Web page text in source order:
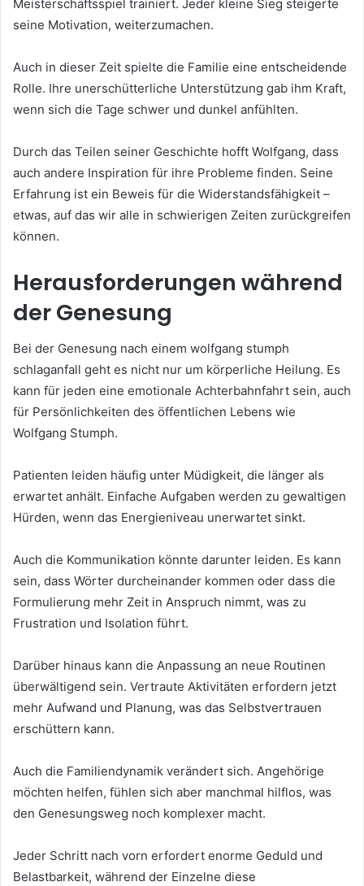
Meisterschaftsspiel trainiert. Jeder kleine Sieg steigerte
seine Motivation, weiterzumachen.
Auch in dieser Zeit spielte die Familie eine entscheidende
Rolle. Ihre unerschütterliche Unterstützung gab ihm Kraft,
wenn sich die Tage schwer und dunkel anfühlten.
Durch das Teilen seiner Geschichte hofft Wolfgang, dass
auch andere Inspiration für ihre Probleme finden. Seine
Erfahrung ist ein Beweis für die Widerstandsfähigkeit –
etwas, auf das wir alle in schwierigen Zeiten zurückgreifen
können.
Herausforderungen während
der Genesung
Bei der Genesung nach einem wolfgang stumph
schlaganfall geht es nicht nur um körperliche Heilung. Es
kann für jeden eine emotionale Achterbahnfahrt sein, auch
für Persönlichkeiten des öffentlichen Lebens wie
Wolfgang Stumph.
Patienten leiden häufig unter Müdigkeit, die länger als
erwartet anhält. Einfache Aufgaben werden zu gewaltigen
Hürden, wenn das Energieniveau unerwartet sinkt.
Auch die Kommunikation könnte darunter leiden. Es kann
sein, dass Wörter durcheinander kommen oder dass die
Formulierung mehr Zeit in Anspruch nimmt, was zu
Frustration und Isolation führt.
Darüber hinaus kann die Anpassung an neue Routinen
überwältigend sein. Vertraute Aktivitäten erfordern jetzt
mehr Aufwand und Planung, was das Selbstvertrauen
erschüttern kann.
Auch die Familiendynamik verändert sich. Angehörige
möchten helfen, fühlen sich aber manchmal hilflos, was
den Genesungsweg noch komplexer macht.
Jeder Schritt nach vorn erfordert enorme Geduld und
Belastbarkeit, während der Einzelne diese